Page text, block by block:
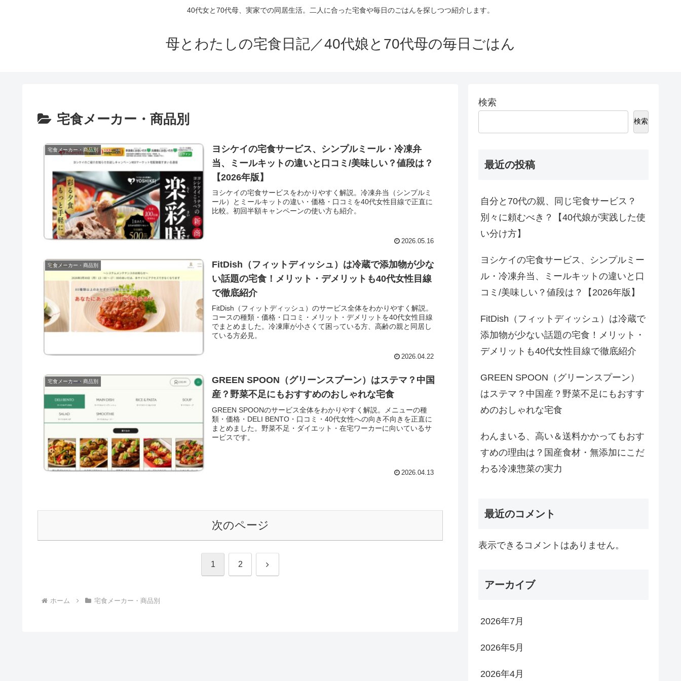
40代女と70代母、実家での同居生活。二人に合った宅食や毎日のごはんを探しつつ紹介します。
母とわたしの宅食日記／40代娘と70代母の毎日ごはん
宅食メーカー・商品別
宅食メーカー・商品別
ヨシケイの宅食サービス、シンプルミール・冷凍弁
当、ミールキットの違いと口コミ/美味しい？値段は？
【2026年版】
ヨシケイの宅食サービスをわかりやすく解説。冷凍弁当（シンプルミ
ール）とミールキットの違い・価格・口コミを40代女性目線で正直に
比較。初回半額キャンペーンの使い方も紹介。
2026.05.16
宅食メーカー・商品別
FitDish（フィットディッシュ）は冷蔵で添加物が少な
い話題の宅食！メリット・デメリットも40代女性目線
で徹底紹介
FitDish（フィットディッシュ）のサービス全体をわかりやすく解説。
コースの種類・価格・口コミ・メリット・デメリットを40代女性目線
でまとめました。冷凍庫が小さくて困っている方、高齢の親と同居し
ている方必見。
2026.04.22
宅食メーカー・商品別
GREEN SPOON（グリーンスプーン）はステマ？中国
産？野菜不足にもおすすめのおしゃれな宅食
GREEN SPOONのサービス全体をわかりやすく解説。メニューの種
類・価格・DELI BENTO・口コミ・40代女性への向き不向きを正直に
まとめました。野菜不足・ダイエット・在宅ワーカーに向いているサ
ービスです。
2026.04.13
次のページ
1 2 次
ホーム 宅食メーカー・商品別
検索
検索
最近の投稿
自分と70代の親、同じ宅食サービス？
別々に頼むべき？【40代娘が実践した使
い分け方】
ヨシケイの宅食サービス、シンプルミー
ル・冷凍弁当、ミールキットの違いと口
コミ/美味しい？値段は？【2026年版】
FitDish（フィットディッシュ）は冷蔵で
添加物が少ない話題の宅食！メリット・
デメリットも40代女性目線で徹底紹介
GREEN SPOON（グリーンスプーン）
はステマ？中国産？野菜不足にもおすす
めのおしゃれな宅食
わんまいる、高い＆送料かかってもおす
すめの理由は？国産食材・無添加にこだ
わる冷凍惣菜の実力
最近のコメント
表示できるコメントはありません。
アーカイブ
2026年7月
2026年5月
2026年4月